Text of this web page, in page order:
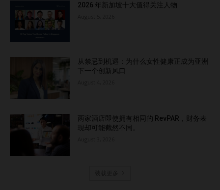
2026 年新加坡十大值得关注人物
从禁忌到机遇：为什么女性健康正成为亚洲
下一个创新风口
两家酒店即使拥有相同的 RevPAR，财务表
现却可能截然不同。